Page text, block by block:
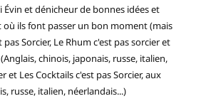
et dénicheur de bonnes idées et
ils font passer un bon moment (mais
Sorcier, Le Rhum c'est pas sorcier et
chinois, japonais, russe, italien,
et Les Cocktails c'est pas Sorcier, aux
russe, italien, néerlandais...)